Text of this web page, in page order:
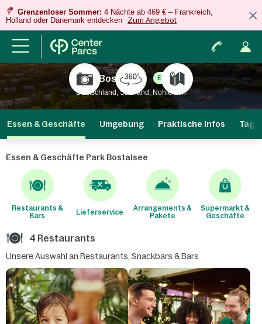
Grenzenloser Sommer: 4 Nächte ab 469 € – Frankreich,
Holland oder Dänemark entdecken
Zum Angebot
Park Bostalsee Erneuert
Deutschland, Saarland, Nohfelden
Essen & Geschäfte Umgebung Praktische Infos
Essen & Geschäfte Park Bostalsee
Restaurants &
Bars
Lieferservice
Arrangements &
Pakete
Supermarkt &
Geschäfte
4 Restaurants
Unsere Auswahl an Restaurants, Snackbars & Bars